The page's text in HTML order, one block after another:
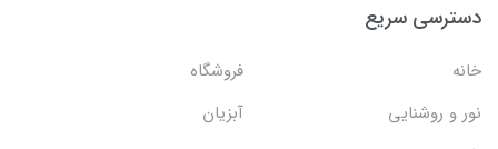
دسترسی سریع
خانه
فروشگاه
نور و روشنایی
آبزیان